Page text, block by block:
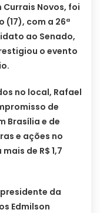
Novos, foi
com a 26ª
ao Senado,
o evento
no local, Rafael
de
Brasília e de
e ações no
de R$ 1,7
da
Edmilson